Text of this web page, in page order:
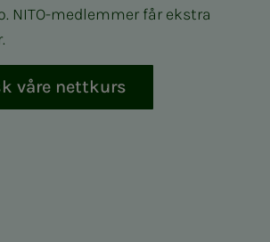
NITO-medlemmer får ekstra
våre nettkurs